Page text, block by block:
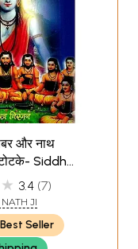
और नाथ
Siddha
and
Mantra
3.4 7
JI
Best Seller